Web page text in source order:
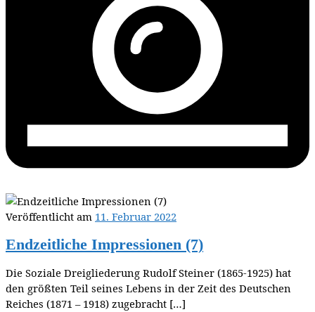
Veröffentlicht am 11. Februar 2022
Endzeitliche Impressionen (7)
Die Soziale Dreigliederung Rudolf Steiner (1865-1925) hat
den größten Teil seines Lebens in der Zeit des Deutschen
Reiches (1871 – 1918) zugebracht […]